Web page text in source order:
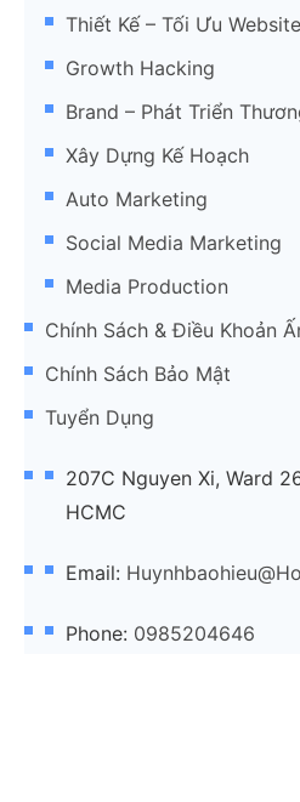
Thiết Kế – Tối Ưu Website
Growth Hacking
Brand – Phát Triển
Xây Dựng Kế Hoạch
Auto Marketing
Social Media Marketing
Media Production
Chính Sách & Điều Khoản
Chính Sách Bảo Mật
Tuyển Dụng
207C Nguyen Xi, Ward
HCMC
Email:
Phone: 0985204646